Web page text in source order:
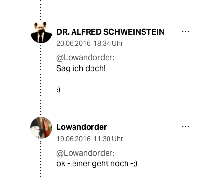
DR. ALFRED SCHWEINSTEIN
20.06.2016, 18:34 Uhr
@Lowandorder:
Sag ich doch!
:)
Lowandorder
19.06.2016, 11:30 Uhr
@Lowandorder:
ok - einer geht noch -;)